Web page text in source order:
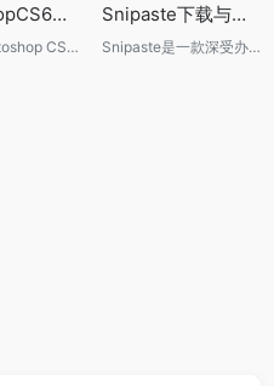
PhotoshopCS6绿色版 专业级图像编辑软件，打造完美视觉设计！
Adobe Photoshop CS6 是一款全球领先的图像编辑和处理软件，广泛应用于摄影、平面设计、UI 设计、数字艺术等领域。相比之前版本，CS6 提供了更强大的图像处理能力，优化了用户界面，并新增了许多智能工具，使图像编辑更高效、更精准。无论是修图、美化照片，还是进行创意设计，Photoshop CS6 都是专业人士和设计爱好者的首选。
Snipaste下载与使用教程 高效截图与贴图工具介绍
Snipaste是一款深受办公用户、设计师和开发者欢迎的截图工具，不仅支持截图，还支持将截图固定到桌面，提高整理信息和日常工作效率。